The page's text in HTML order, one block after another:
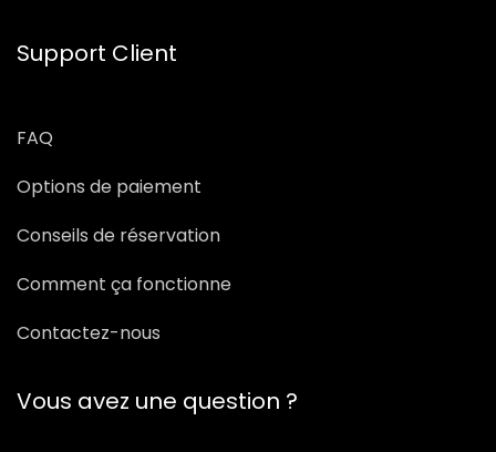
Support Client
FAQ
Options de paiement
Conseils de réservation
Comment ça fonctionne
Contactez-nous
Vous avez une question ?